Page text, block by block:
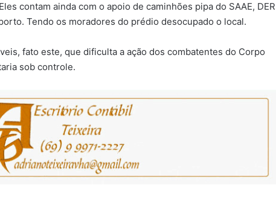
contam ainda com o apoio de caminhões pipa do SAAE, DER
Tendo os moradores do prédio desocupado o local.
fato este, que dificulta a ação dos combatentes do Corpo
sob controle.